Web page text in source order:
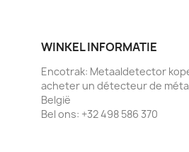
WINKEL INFORMATIE
Encotrak: Metaaldetector
acheter un détecteur de
België
Bel ons: +32 498 586 370